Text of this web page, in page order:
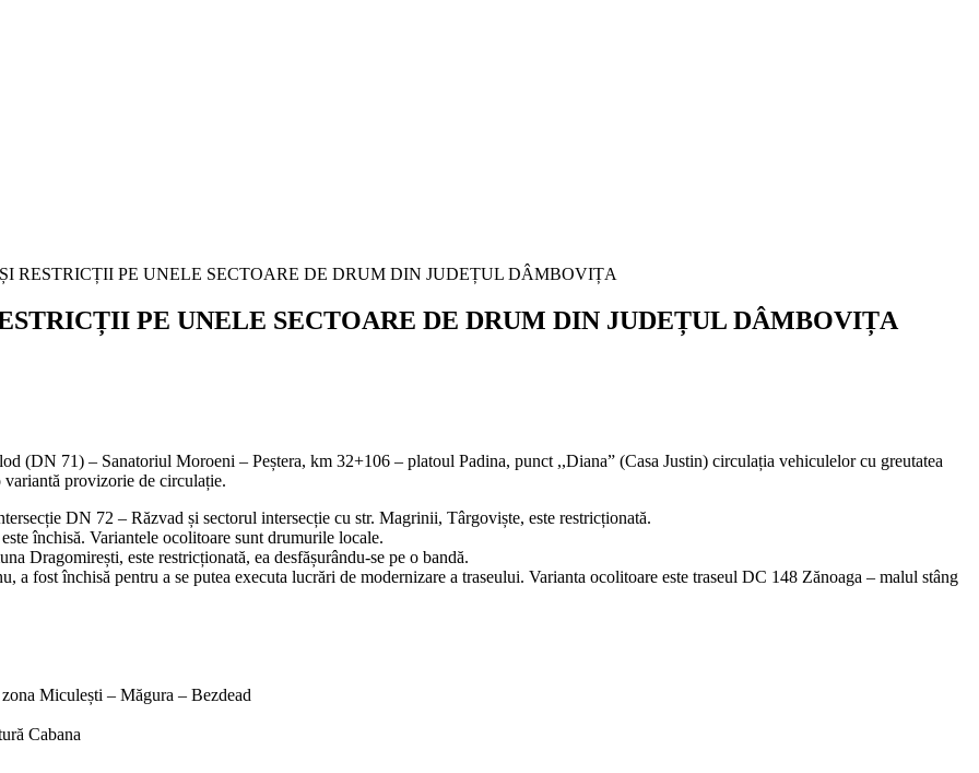
PE UNELE SECTOARE DE DRUM DIN JUDEȚUL DÂMBOVIȚA
(DN 71) – Sanatoriul Moroeni – Peștera, km 32+106 – platoul Padina, punct ,,Diana” (Casa Justin) circulația vehiculelor cu greutatea
variantă provizorie de circulație.
DN 72 – Răzvad și sectorul intersecție cu str. Magrinii, Târgoviște, este restricționată.
închisă. Variantele ocolitoare sunt drumurile locale.
Dragomirești, este restricționată, ea desfășurându-se pe o bandă.
fost închisă pentru a se putea executa lucrări de modernizare a traseului. Varianta ocolitoare este traseul DC 148 Zănoaga – malul stâng
Miculești – Măgura – Bezdead
Cabana